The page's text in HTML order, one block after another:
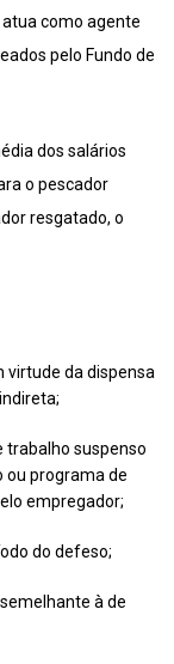
como agente
pelo Fundo de
dos salários
o pescador
resgatado, o
virtude da dispensa
suspenso
ou programa de
empregador;
do defeso;
à de